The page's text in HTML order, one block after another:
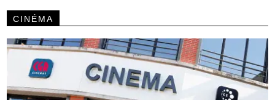
CINÉMA